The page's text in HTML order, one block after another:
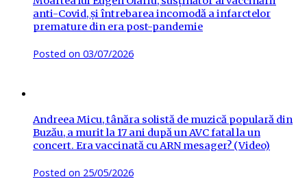
anti-Covid, și întrebarea incomodă a infarctelor
premature din era post-pandemie
Posted on 03/07/2026
Andreea Micu, tânăra solistă de muzică populară din
Buzău, a murit la 17 ani după un AVC fatal la un
concert. Era vaccinată cu ARN mesager? (Video)
Posted on 25/05/2026